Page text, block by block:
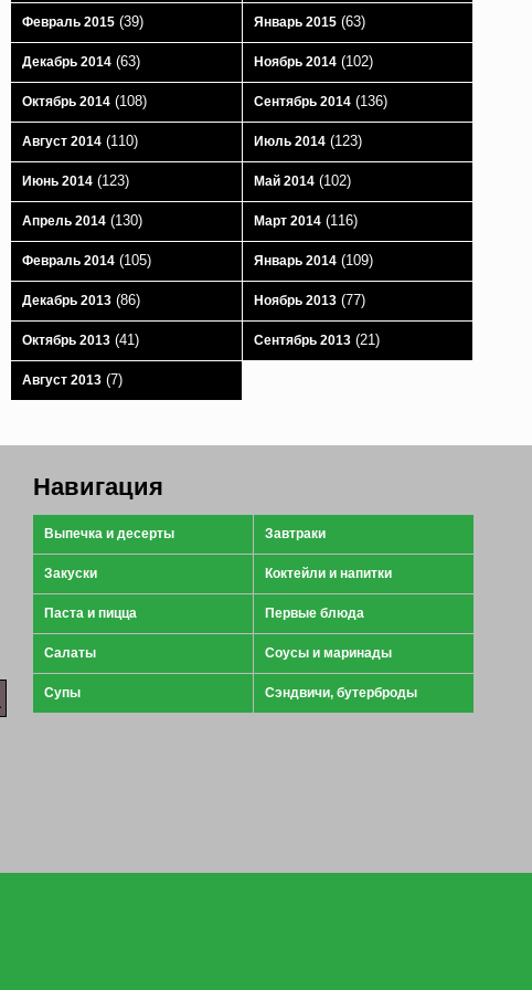
Февраль 2015 (39) Январь 2015(63)
Декабрь 2014 (63) Ноябрь 2014(102)
Октябрь 2014 (108) Сентябрь 2014(136)
Август 2014 (110) Июль 2014(123)
Июнь 2014 (123) Май 2014(102)
Апрель 2014 (130) Март 2014(116)
Февраль 2014 (105) Январь 2014(109)
Декабрь 2013 (86) Ноябрь 2013(77)
Октябрь 2013 (41) Сентябрь 2013(21)
Август 2013 (7)
Навигация
Выпечка и десерты Завтраки
Закуски Коктейли и напитки
Паста и пицца Первые блюда
Салаты Соусы и маринады
Супы Сэндвичи, бутерброды